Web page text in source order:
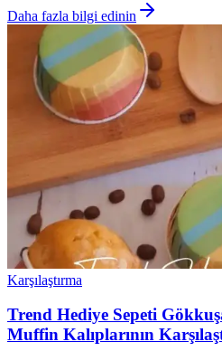
Daha fazla bilgi edinin
Karşılaştırma
Trend Hediye Sepeti
Muffin Kalıplarının